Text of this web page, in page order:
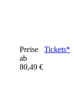
Preise
ab
80,49 €
Tickets*